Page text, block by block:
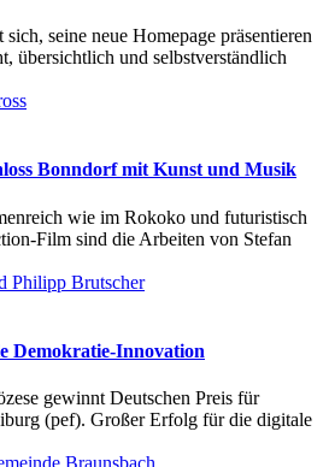
seine neue Homepage präsentieren
übersichtlich und selbstverständlich
Bonndorf mit Kunst und Musik
wie im Rokoko und futuristisch
Film sind die Arbeiten von Stefan
Demokratie-Innovation
gewinnt Deutschen Preis für
(pef). Großer Erfolg für die digitale